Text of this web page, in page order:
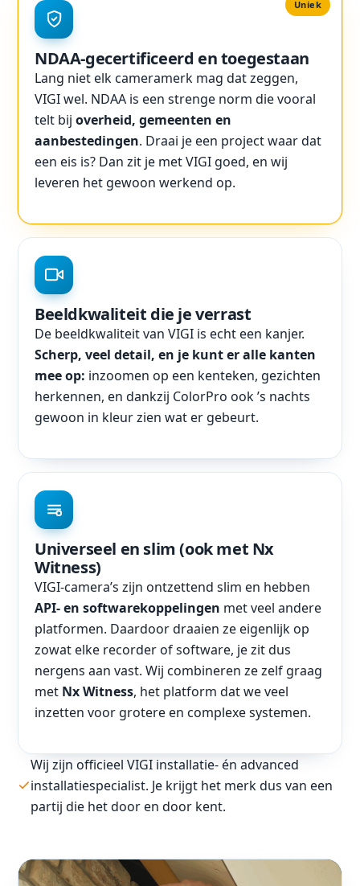
Uniek
NDAA-gecertificeerd en toegestaan
Lang niet elk cameramerk mag dat zeggen,
VIGI wel. NDAA is een strenge norm die vooral
telt bij overheid, gemeenten en
aanbestedingen. Draai je een project waar dat
een eis is? Dan zit je met VIGI goed, en wij
leveren het gewoon werkend op.
Beeldkwaliteit die je verrast
De beeldkwaliteit van VIGI is echt een kanjer.
Scherp, veel detail, en je kunt er alle kanten
mee op: inzoomen op een kenteken, gezichten
herkennen, en dankzij ColorPro ook ’s nachts
gewoon in kleur zien wat er gebeurt.
Universeel en slim (ook met Nx
Witness)
VIGI-camera’s zijn ontzettend slim en hebben
API- en softwarekoppelingen met veel andere
platformen. Daardoor draaien ze eigenlijk op
zowat elke recorder of software, je zit dus
nergens aan vast. Wij combineren ze zelf graag
met Nx Witness, het platform dat we veel
inzetten voor grotere en complexe systemen.
Wij zijn officieel VIGI installatie- én advanced
installatiespecialist. Je krijgt het merk dus van een
partij die het door en door kent.